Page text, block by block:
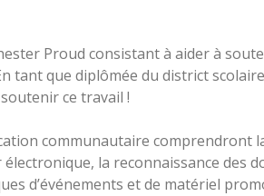
Proud consistant à aider à
tant que diplômée du district
ce travail !
communautaire comprendront
la reconnaissance des
d’événements et de matériel